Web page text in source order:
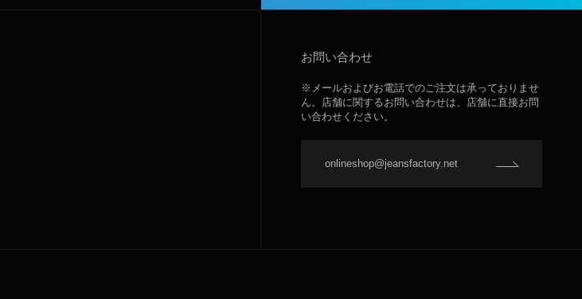
お問い合わせ
※メールおよびお電話でのご注文は承っておりませ
ん。店舗に関するお問い合わせは、店舗に直接お問
い合わせください。
onlineshop@jeansfactory.net